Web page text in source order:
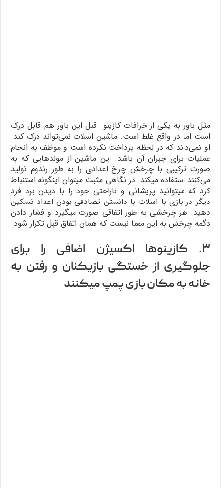
مثل باور به یکی از خرافات کازینو قبل این باور هم قابل درک
است اما در واقع غلط است. ماشین اسلات نمی‌تواند درک کند.
او نمی‌داند که در لحظه پرداخت نکرده است و موظف به انجام
عملیات برای جبران آن باشد. این ماشین از مولدهایی که به
صورت ترکیبی با چرخش چرخ اعدادی را به طور رندوم تولید
می‌کنند استفاده میکند. در نگاهی مثبت میتوان اینگونه استنباط
کرد که میتوانید پریشانی و ناراحتی خود را با دیدن برد فرد
دیگر در بازی با اسلات با دانستن تصادفی بودن اعداد تسکین
دهید. هر چرخشی به طور اتفاقی صورت میگیرد و فشار دادن
دگمه چرخش به این معنا نیست که همان اتفاق قبل تکرار شود
۳. کازینوها اکسیژن اضافی را برای
جلوگیری از خستگی بازیکنان و رفتن به
خانه به مکان بازی پمپ میکنند